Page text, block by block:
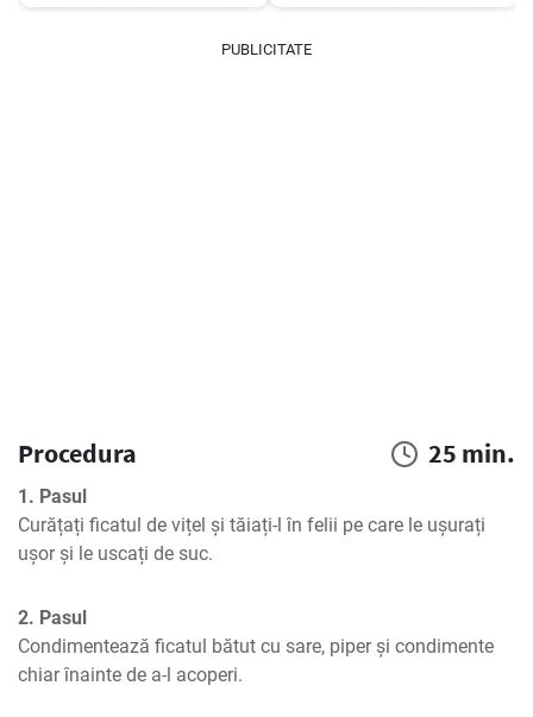
PUBLICITATE
Procedura 25 min.
1. Pasul
Curățați ficatul de vițel și tăiați-l în felii pe care le ușurați
ușor și le uscați de suc.
2. Pasul
Condimentează ficatul bătut cu sare, piper și condimente
chiar înainte de a-l acoperi.